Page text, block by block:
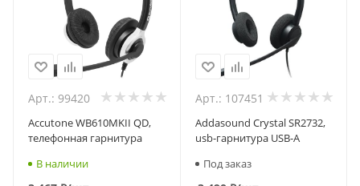
Арт.: 99420
Accutone WB610MKII QD,
телефонная гарнитура
В наличии
Арт.: 107451
Addasound Crystal SR2732,
usb-гарнитура USB-A
Под заказ